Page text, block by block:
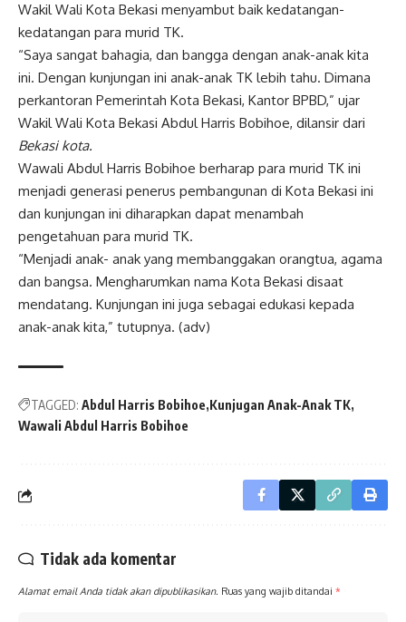
Wakil Wali Kota Bekasi menyambut baik kedatangan-
kedatangan para murid TK.
“Saya sangat bahagia, dan bangga dengan anak-anak kita
ini. Dengan kunjungan ini anak-anak TK lebih tahu. Dimana
perkantoran Pemerintah Kota Bekasi, Kantor BPBD,” ujar
Wakil Wali Kota Bekasi Abdul Harris Bobihoe, dilansir dari
Bekasi kota.
Wawali Abdul Harris Bobihoe berharap para murid TK ini
menjadi generasi penerus pembangunan di Kota Bekasi ini
dan kunjungan ini diharapkan dapat menambah
pengetahuan para murid TK.
“Menjadi anak- anak yang membanggakan orangtua, agama
dan bangsa. Mengharumkan nama Kota Bekasi disaat
mendatang. Kunjungan ini juga sebagai edukasi kepada
anak-anak kita,” tutupnya. (adv)
TAGGED: Abdul Harris Bobihoe Kunjugan Anak-Anak TK
Wawali Abdul Harris Bobihoe
Tidak ada komentar
Alamat email Anda tidak akan dipublikasikan. Ruas yang wajib ditandai *